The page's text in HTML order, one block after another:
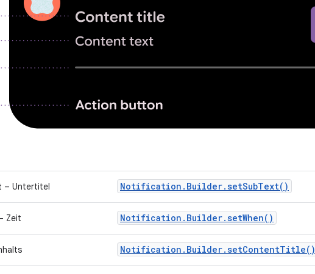
– Untertitel Notification.Builder.setSubText()
Zeit Notification.Builder.setWhen()
Notification.Builder.setContentTitle()